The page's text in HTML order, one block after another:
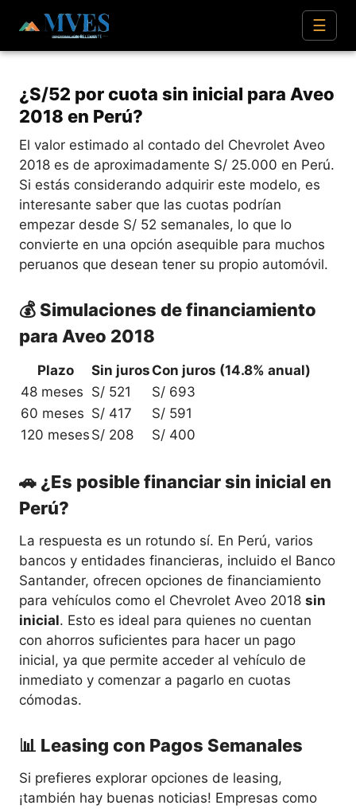
☰
¿S/52 por cuota sin inicial para Aveo
2018 en Perú?
El valor estimado al contado del Chevrolet Aveo
2018 es de aproximadamente S/ 25.000 en Perú.
Si estás considerando adquirir este modelo, es
interesante saber que las cuotas podrían
empezar desde S/ 52 semanales, lo que lo
convierte en una opción asequible para muchos
peruanos que desean tener su propio automóvil.
💰 Simulaciones de financiamiento
para Aveo 2018
Plazo Sin juros Con juros (14.8% anual)
48 meses S/ 521
S/ 693
60 meses S/ 417
S/ 591
120 meses S/ 208 S/ 400
🚗 ¿Es posible financiar sin inicial en
Perú?
La respuesta es un rotundo sí. En Perú, varios
bancos y entidades financieras, incluido el Banco
Santander, ofrecen opciones de financiamiento
para vehículos como el Chevrolet Aveo 2018 sin
inicial. Esto es ideal para quienes no cuentan
con ahorros suficientes para hacer un pago
inicial, ya que permite acceder al vehículo de
inmediato y comenzar a pagarlo en cuotas
cómodas.
📊 Leasing con Pagos Semanales
Si prefieres explorar opciones de leasing,
¡también hay buenas noticias! Empresas como